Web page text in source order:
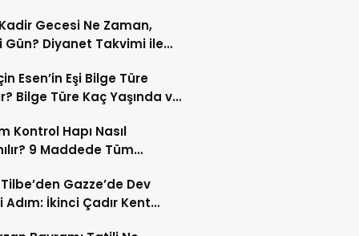
Gecesi Ne Zaman,
Gün? Diyanet Takvimi ile
Esen’in Eşi Bilge Türe
Bilge Türe Kaç Yaşında ve
Kontrol Hapı Nasıl
9 Maddede Tüm
Tilbe’den Gazze’de Dev
Adım: İkinci Çadır Kent